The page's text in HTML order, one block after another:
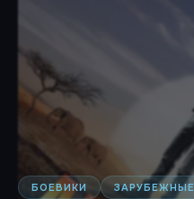
БОЕВИКИ ЗАРУБЕЖНЫЕ